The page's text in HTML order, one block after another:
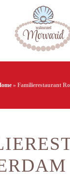
» Familierestaurant